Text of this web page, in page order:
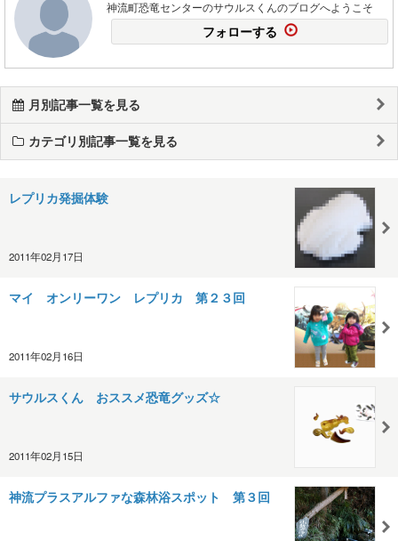
神流町恐竜センターのサウルスくんのブログへようこそ
フォローする
月別記事一覧を見る
カテゴリ別記事一覧を見る
レプリカ発掘体験
2011年02月17日
マイ オンリーワン レプリカ 第２３回
2011年02月16日
サウルスくん おススメ恐竜グッズ☆
2011年02月15日
神流プラスアルファな森林浴スポット 第３回